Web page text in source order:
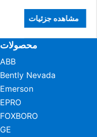
مشاهده جزئیات
محصولات
ABB
Bently Nevada
Emerson
EPRO
FOXBORO
GE